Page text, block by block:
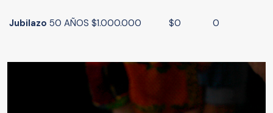
Jubilazo 50 AÑOS $1.000.000 $0 0